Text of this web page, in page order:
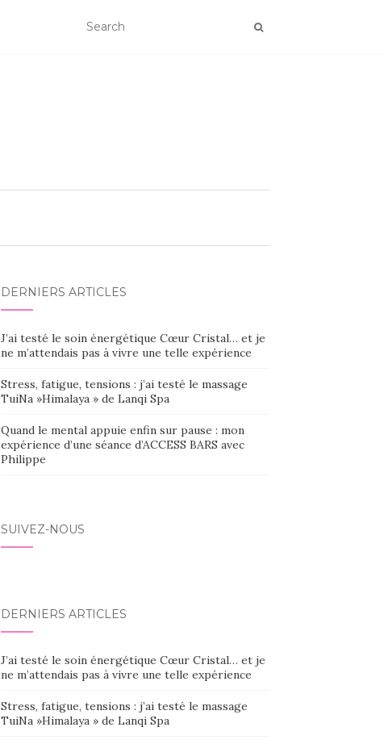
DERNIERS ARTICLES
J’ai testé le soin énergétique Cœur Cristal… et je
ne m’attendais pas à vivre une telle expérience
Stress, fatigue, tensions : j’ai testé le massage
TuiNa »Himalaya » de Lanqi Spa
Quand le mental appuie enfin sur pause : mon
expérience d’une séance d’ACCESS BARS avec
Philippe
SUIVEZ-NOUS
DERNIERS ARTICLES
J’ai testé le soin énergétique Cœur Cristal… et je
ne m’attendais pas à vivre une telle expérience
Stress, fatigue, tensions : j’ai testé le massage
TuiNa »Himalaya » de Lanqi Spa